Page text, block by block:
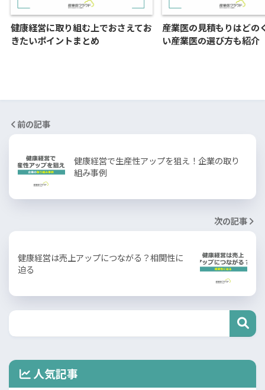
健康経営に取り組む上でおさえてお
きたいポイントまとめ
産業医の見積もりはどの
い産業医の選び方も紹介
前の記事
健康経営で生産性アップを狙え！企業の取り
組み事例
次の記事
健康経営は売上アップにつながる？相関性に
迫る
人気記事